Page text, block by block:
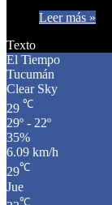
Leer más »
Texto
El Tiempo
Tucumán
Clear Sky
29 ℃
29º - 22º
35%
6.09 km/h
29℃
Jue
℃